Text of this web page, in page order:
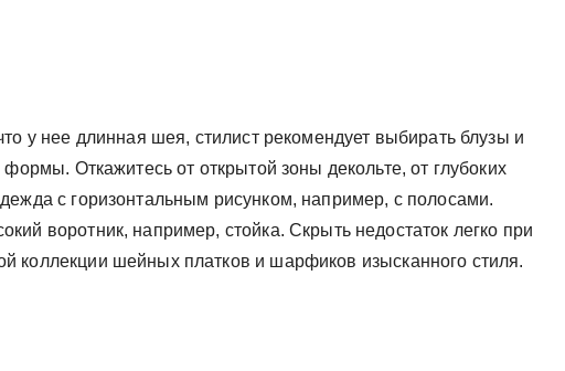
у нее длинная шея, стилист рекомендует выбирать блузы и
формы. Откажитесь от открытой зоны декольте, от глубоких
с горизонтальным рисунком, например, с полосами.
воротник, например, стойка. Скрыть недостаток легко при
коллекции шейных платков и шарфиков изысканного стиля.